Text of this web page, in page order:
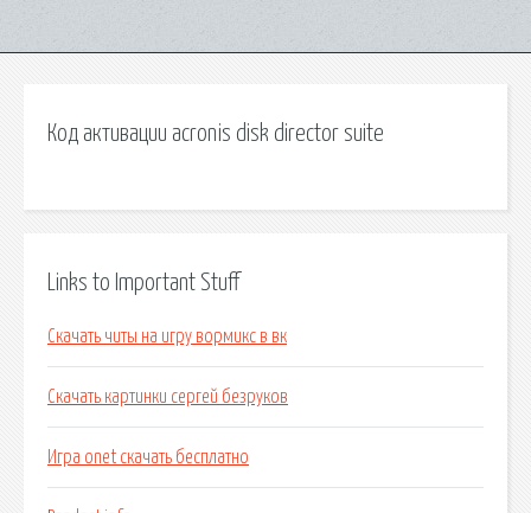
Код активации acronis disk director suite
Links to Important Stuff
Скачать читы на игру вормикс в вк
Скачать картинки сергей безруков
Игра onet скачать бесплатно